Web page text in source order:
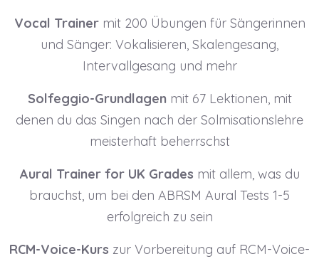
Vocal Trainermit 200 Übungen für Sängerinnen
und Sänger: Vokalisieren, Skalengesang,
Intervallgesang und mehr
Solfeggio-Grundlagen mit 67 Lektionen, mit
denen du das Singen nach der Solmisationslehre
meisterhaft beherrschst
Aural Trainer for UK Grades mit allem, was du
brauchst, um bei den ABRSM Aural Tests 1-5
erfolgreich zu sein
RCM-Voice-Kurs zur Vorbereitung auf RCM-Voice-